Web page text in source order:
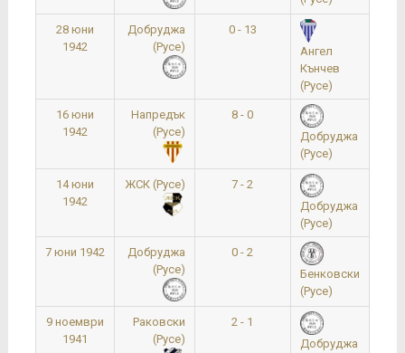
28 юни
1942
Добруджа
(Русе)
0 - 13
Ангел
Кънчев
(Русе)
16 юни
1942
Напредък
(Русе)
8 - 0
Добруджа
(Русе)
14 юни
1942
ЖСК (Русе)
7 - 2
Добруджа
(Русе)
7 юни 1942
Добруджа
(Русе)
0 - 2
Бенковски
(Русе)
9 ноември
1941
Раковски
(Русе)
2 - 1
Добруджа